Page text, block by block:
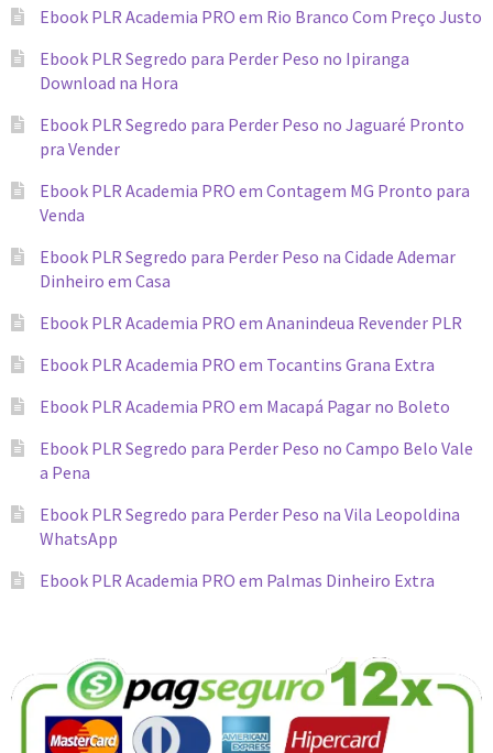
Ebook PLR Academia PRO em Rio Branco Com Preço Justo
Ebook PLR Segredo para Perder Peso no Ipiranga
Download na Hora
Ebook PLR Segredo para Perder Peso no Jaguaré Pronto
pra Vender
Ebook PLR Academia PRO em Contagem MG Pronto para
Venda
Ebook PLR Segredo para Perder Peso na Cidade Ademar
Dinheiro em Casa
Ebook PLR Academia PRO em Ananindeua Revender PLR
Ebook PLR Academia PRO em Tocantins Grana Extra
Ebook PLR Academia PRO em Macapá Pagar no Boleto
Ebook PLR Segredo para Perder Peso no Campo Belo Vale
a Pena
Ebook PLR Segredo para Perder Peso na Vila Leopoldina
WhatsApp
Ebook PLR Academia PRO em Palmas Dinheiro Extra